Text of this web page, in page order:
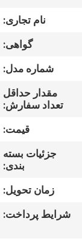
تور
کنترل
کیفیت
نام تجاری:
گواهی:
شماره مدل:
مقدار حداقل
تعداد سفارش:
قیمت:
جزئیات بسته
بندی:
زمان تحویل:
شرایط پرداخت: